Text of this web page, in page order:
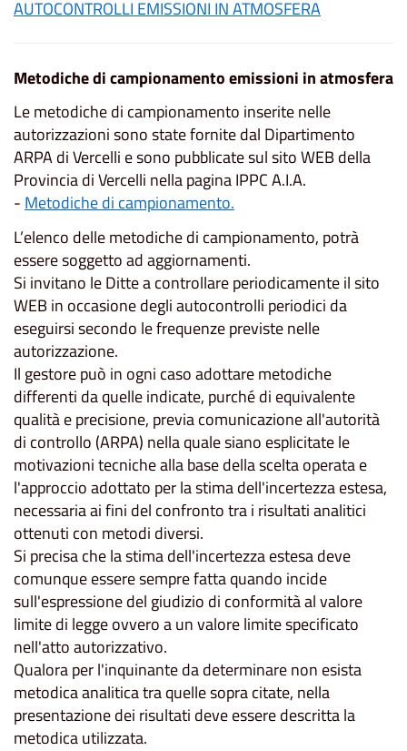
AUTOCONTROLLI EMISSIONI IN ATMOSFERA
Metodiche di campionamento emissioni in atmosfera
Le metodiche di campionamento inserite nelle
autorizzazioni sono state fornite dal Dipartimento
ARPA di Vercelli e sono pubblicate sul sito WEB della
Provincia di Vercelli nella pagina IPPC A.I.A.
- Metodiche di campionamento.
L’elenco delle metodiche di campionamento, potrà
essere soggetto ad aggiornamenti.
Si invitano le Ditte a controllare periodicamente il sito
WEB in occasione degli autocontrolli periodici da
eseguirsi secondo le frequenze previste nelle
autorizzazione.
Il gestore può in ogni caso adottare metodiche
differenti da quelle indicate, purché di equivalente
qualità e precisione, previa comunicazione all'autorità
di controllo (ARPA) nella quale siano esplicitate le
motivazioni tecniche alla base della scelta operata e
l'approccio adottato per la stima dell'incertezza estesa,
necessaria ai fini del confronto tra i risultati analitici
ottenuti con metodi diversi.
Si precisa che la stima dell'incertezza estesa deve
comunque essere sempre fatta quando incide
sull'espressione del giudizio di conformità al valore
limite di legge ovvero a un valore limite specificato
nell'atto autorizzativo.
Qualora per l'inquinante da determinare non esista
metodica analitica tra quelle sopra citate, nella
presentazione dei risultati deve essere descritta la
metodica utilizzata.